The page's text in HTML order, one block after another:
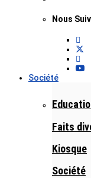
Nous
Société
Faits
Kiosque
Société